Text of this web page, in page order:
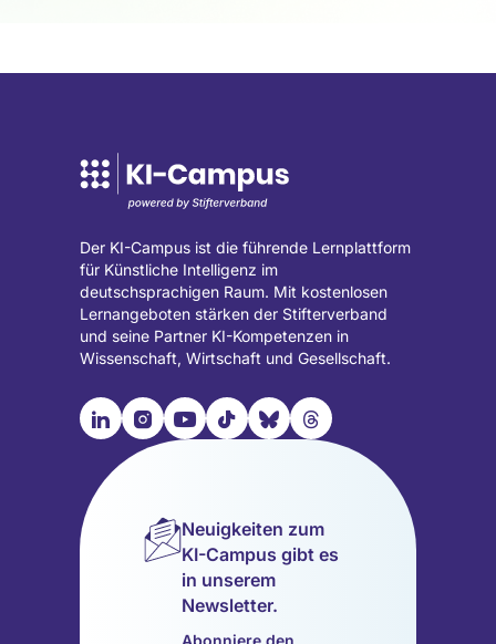
Der KI-Campus ist die führende Lernplattform
für Künstliche Intelligenz im
deutschsprachigen Raum. Mit kostenlosen
Lernangeboten stärken der Stifterverband
und seine Partner KI-Kompetenzen in
Wissenschaft, Wirtschaft und Gesellschaft.

Besuche
unsere
LinkedIn
📹︎
Besuche
unsere
(wird
in
einem
neuen
📺︎
Besuche
(wird
in
einem
neuen
Tab
🎵︎
Besuche
(wird
in
einem
neuen
Tab
🦋︎
Besuche
(wird
in
einem
neuen
Tab
🧵︎
Besuche
unsere
(wird
in
Neuigkeiten zum
KI-Campus gibt es
in unserem
Newsletter.